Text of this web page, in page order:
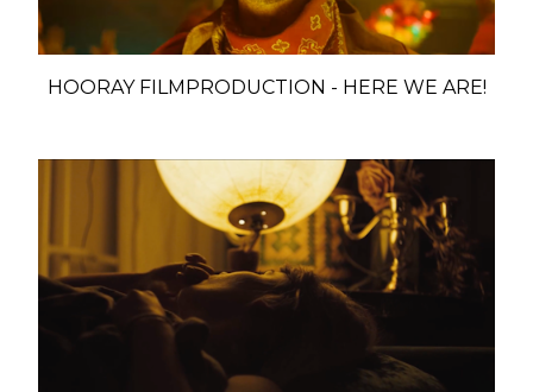
HOORAY FILMPRODUCTION - HERE WE ARE!